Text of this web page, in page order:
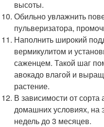
высоты.
Обильно увлажнить
пульверизатора,
Наполнить широкий
вермикулитом и
саженцем. Такой шаг
авокадо влагой и
растение.
В зависимости от
домашних условиях, на
недель до 3 месяцев.